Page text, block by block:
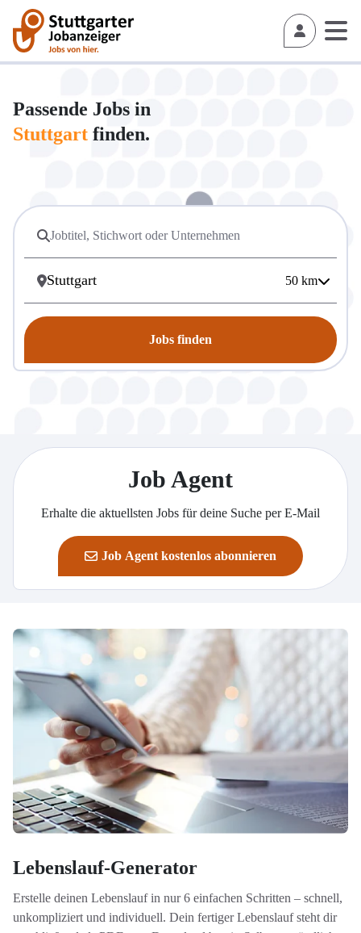
Passende Jobs in
Stuttgart finden.
50 km
Jobs finden
Job Agent
Erhalte die aktuellsten Jobs für deine Suche per E-Mail
Job Agent kostenlos abonnieren
Lebenslauf-Generator
Erstelle deinen Lebenslauf in nur 6 einfachen Schritten – schnell,
unkompliziert und individuell. Dein fertiger Lebenslauf steht dir